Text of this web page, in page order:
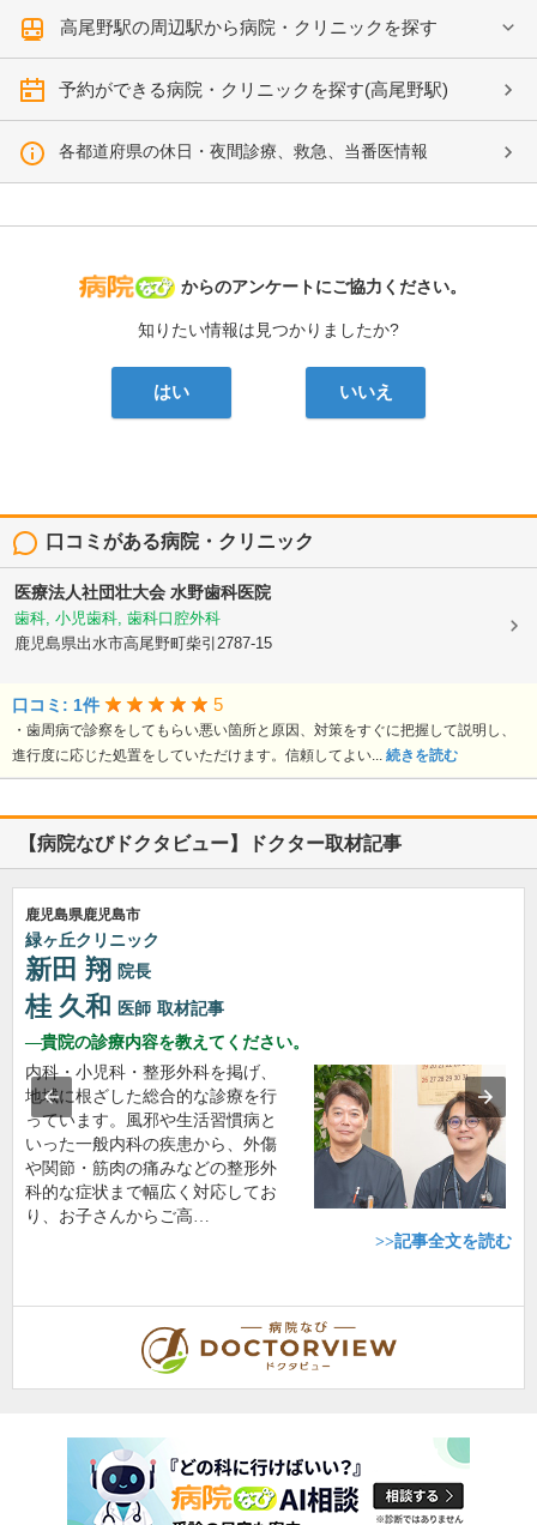
高尾野駅の周辺駅から病院・クリニックを探す
予約ができる病院・クリニックを探す(高尾野駅)
各都道府県の休日・夜間診療、救急、当番医情報
病院なび
からのアンケートにご協力ください。
知りたい情報は見つかりましたか?
はい いいえ
口コミがある病院・クリニック
医療法人社団壮大会 水野歯科医院
歯科, 小児歯科, 歯科口腔外科
鹿児島県出水市高尾野町柴引2787-15
口コミ: 1件 5
・歯周病で診察をしてもらい悪い箇所と原因、対策をすぐに把握して説明し、
進行度に応じた処置をしていただけます。信頼してよい... 続きを読む
【病院なびドクタビュー】ドクター取材記事
鹿児島県鹿児島市
緑ヶ丘クリニック
新田 翔 院長
桂 久和 医師 取材記事
貴院の診療内容を教えてください。
内科・小児科・整形外科を掲げ、
地域に根ざした総合的な診療を行
っています。風邪や生活習慣病と
いった一般内科の疾患から、外傷
や関節・筋肉の痛みなどの整形外
科的な症状まで幅広く対応してお
り、お子さんからご高…
>>記事全文を読む